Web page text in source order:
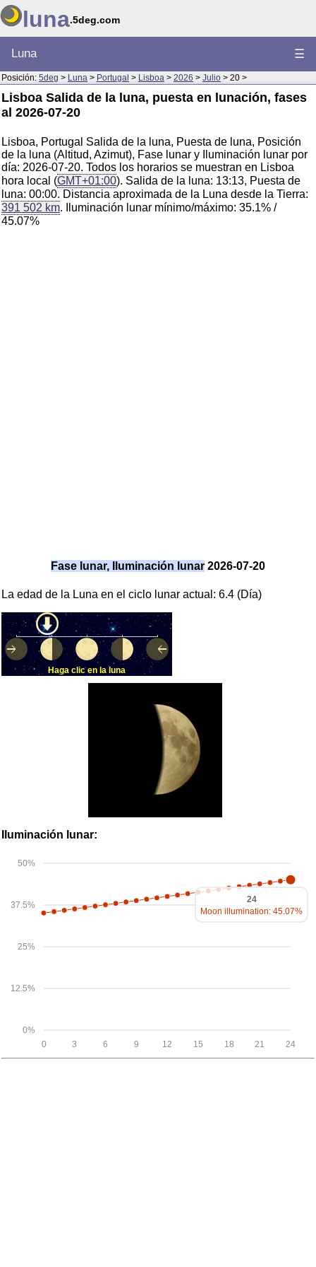
luna.5deg.com
Luna ☰
Posición: 5deg > Luna > Portugal > Lisboa > 2026 > Julio > 20 >
Lisboa Salida de la luna, puesta en lunación, fases
al 2026-07-20
Lisboa, Portugal Salida de la luna, Puesta de luna, Posición
de la luna (Altitud, Azimut), Fase lunar y Iluminación lunar por
día: 2026-07-20. Todos los horarios se muestran en Lisboa
hora local (GMT+01:00). Salida de la luna: 13:13, Puesta de
luna: 00:00. Distancia aproximada de la Luna desde la Tierra:
391 502 km. Iluminación lunar mínimo/máximo: 35.1% /
45.07%
Fase lunar, Iluminación lunar 2026-07-20
La edad de la Luna en el ciclo lunar actual: 6.4 (Día)
Haga clic en la luna
Iluminación lunar:
0%
12.5%
25%
37.5%
50%
24
21
18
15
12
9
6
3
0
24
Moon illumination: 45.07%